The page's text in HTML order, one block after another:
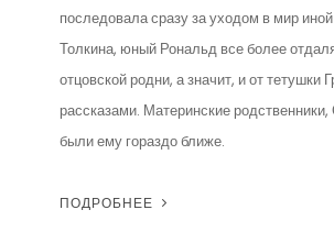
последовала сразу за уходом в мир
Толкина, юный Рональд все более
отцовской родни, а значит, и от тетушки
рассказами. Материнские
были ему гораздо ближе.
ПОДРОБНЕЕ